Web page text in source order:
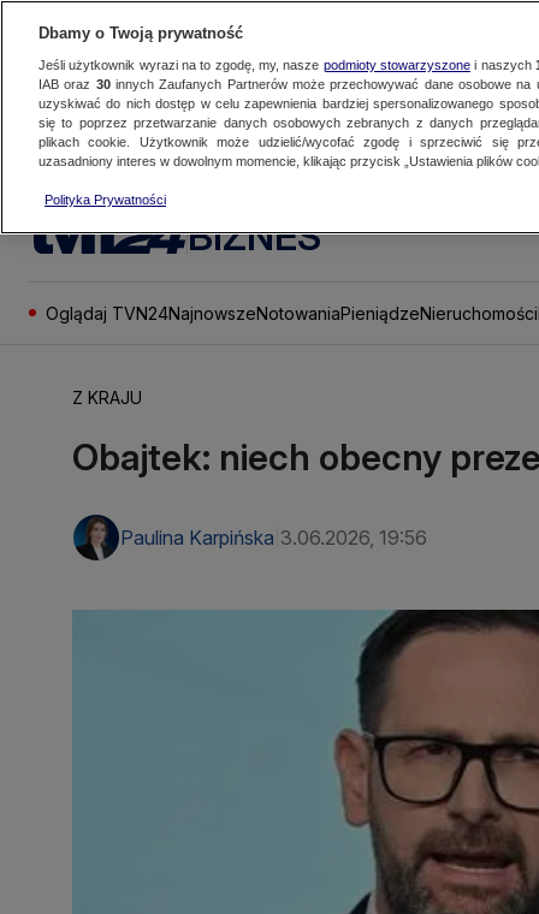
BIZNES
Oglądaj TVN24NajnowszeNotowaniaPieniądzeNieruchomości
Z KRAJU
Obajtek: niech obecny
Paulina Karpińska 3.06.2026, 19:56
Dbamy o Twoją prywatność
Jeśli użytkownik wyrazi na to zgodę, my, nasze podmioty stowarzyszonei naszych
IAB oraz 30innych Zaufanych Partnerów może przechowywać dane osobowe na
uzyskiwać do nich dostęp w celu zapewnienia bardziej spersonalizowanego
się to poprzez przetwarzanie danych osobowych zebranych z danych
plikach cookie. Użytkownik może udzielić/wycofać zgodę i sprzeciwić się
uzasadniony interes w dowolnym momencie, klikając przycisk „Ustawienia plików
Polityka Prywatności